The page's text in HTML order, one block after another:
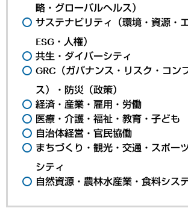
略・グローバルヘルス）
サステナビリティ（環境・資源・
ESG・人権）
共生・ダイバーシティ
GRC（ガバナンス・リスク・コン
ス）・防災（政策）
経済・産業・雇用・労働
医療・介護・福祉・教育・子ども
自治体経営・官民協働
まちづくり・観光・交通・スポー
シティ
自然資源・農林水産業・食料シス